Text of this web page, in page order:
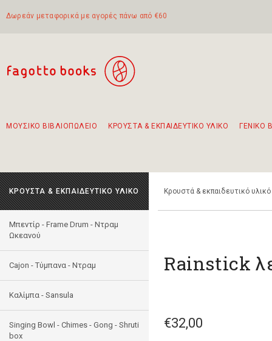
Δωρεάν μεταφορικά με αγορές πάνω από €60
ΜΟΥΣΙΚΟ ΒΙΒΛΙΟΠΩΛΕΙΟ ΚΡΟΥΣΤΑ & ΕΚΠΑΙΔΕΥΤΙΚΟ ΥΛΙΚΟ ΓΕΝΙΚΟ
ΚΡΟΥΣΤΑ & ΕΚΠΑΙΔΕΥΤΙΚΟ ΥΛΙΚΟ
Μπεντίρ - Frame Drum - Ντραμ
Ωκεανού
Cajon - Τύμπανα - Ντραμ
Καλίμπα - Sansula
Singing Bowl - Chimes - Gong - Shruti
box
Κρουστά & εκπαιδευτικό υλικό
Rainstick
€32,00